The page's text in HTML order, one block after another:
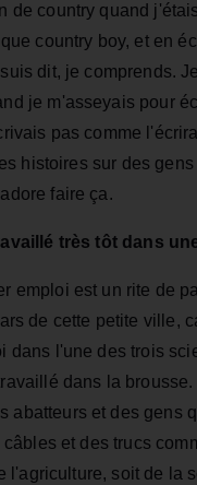
de country quand
country boy, et en
dit, je comprends.
je m'asseyais pour
pas comme
histoires sur des gens
faire ça.
très tôt dans
emploi est un rite de
de cette petite ville,
dans l'une des trois
dans la
abatteurs et des gens
et des trucs
l'agriculture, soit de la